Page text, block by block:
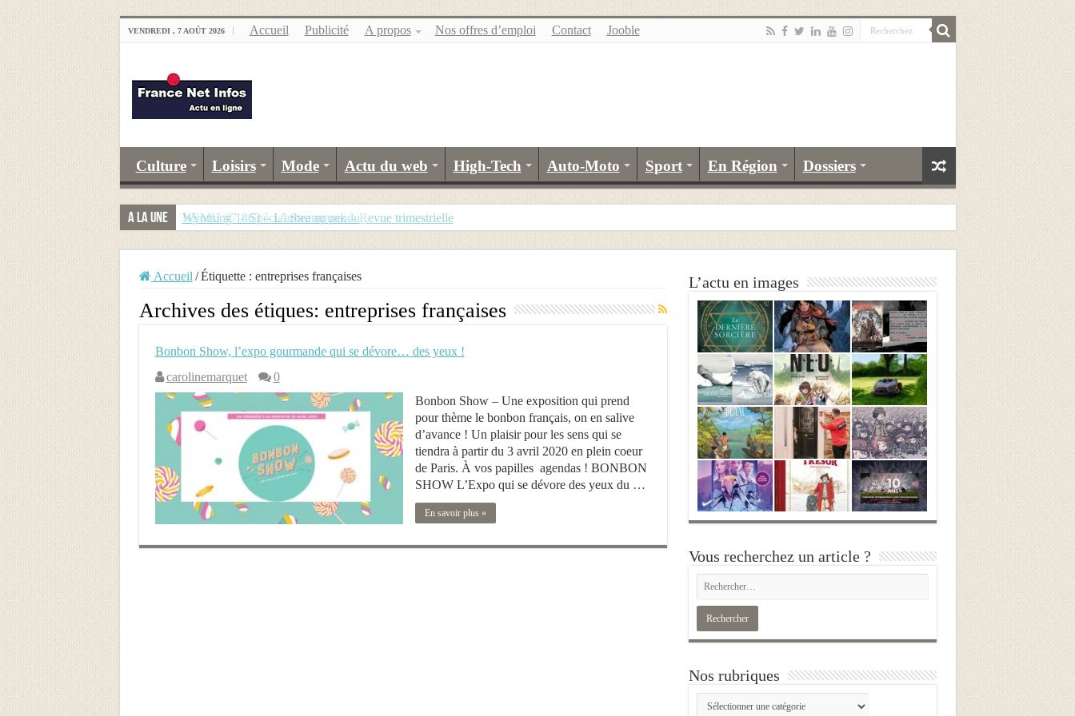
VENDREDI , 7 AOÛT 2026 Accueil Publicité A propos Nos offres d’emploi Contact Jooble
Culture Loisirs Mode Actu du web High-Tech Auto-Moto Sport En Région Dossiers
A la Une Wyoming 1863 – L’arbre au pendu
NEMU #7 – Spécial Steampunk – Revue trimestrielle
Accueil / Étiquette : entreprises françaises
Archives des étiques: entreprises françaises
Bonbon Show, l’expo gourmande qui se dévore… des yeux !
carolinemarquet
0
Bonbon Show – Une exposition qui prend
pour thème le bonbon français, on en salive
d’avance ! Un plaisir pour les sens qui se
tiendra à partir du 3 avril 2020 en plein coeur
de Paris. À vos papilles agendas ! BONBON
SHOW L’Expo qui se dévore des yeux du …
En savoir plus »
L’actu en images
Vous recherchez un article ?
Nos rubriques
Nos